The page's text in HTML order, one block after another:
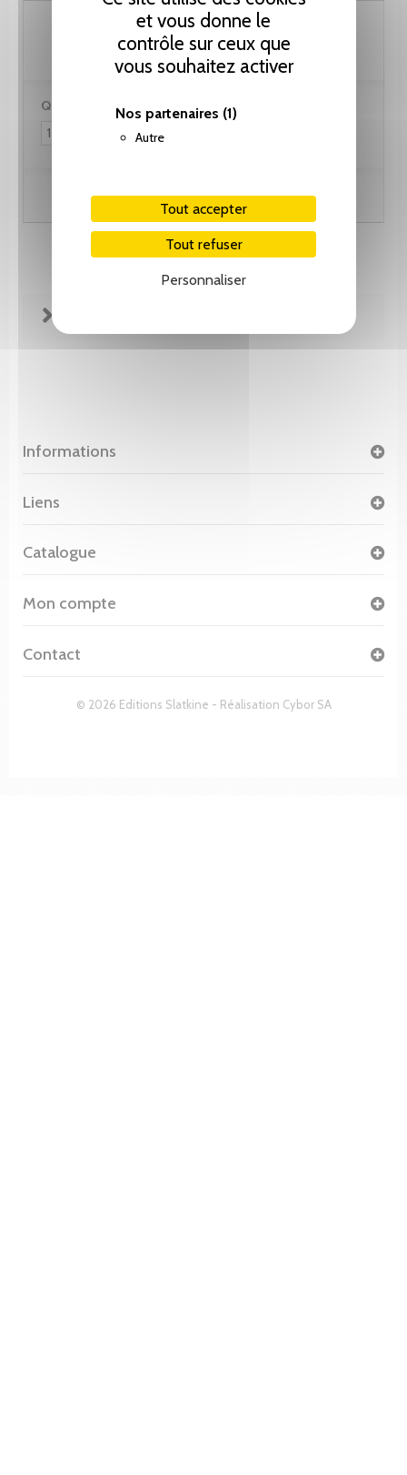
et vous donne le
contrôle sur ceux que
vous souhaitez activer
Nos partenaires (1)
Autre
Tout accepter
Tout refuser
Personnaliser
102.60 CHF
Quantité :
Ajouter au panier
Informations
© 2026 Editions Slatkine - Réalisation Cybor SA
Liens
Catalogue
Mon compte
Contact